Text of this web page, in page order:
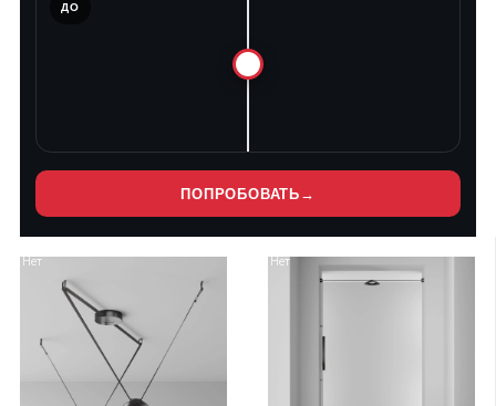
ДО
ПОПРОБОВАТЬ →
Нет Нет